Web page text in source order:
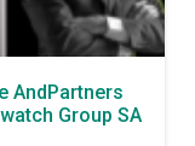
AndPartners
Group SA